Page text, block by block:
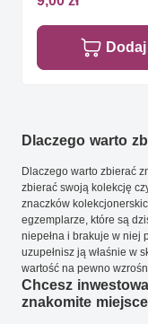
Dlaczego warto
Dlaczego warto zbierać
zbierać swoją kolekcję
znaczków
egzemplarze, które są
niepełna i brakuje w niej
uzupełnisz ją właśnie w
wartość na pewno
Chcesz
znakomite miejsce